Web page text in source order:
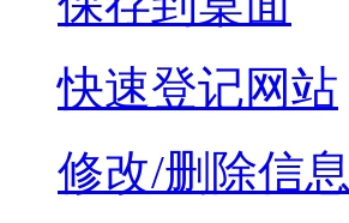
快速登记网站
修改/删除信息